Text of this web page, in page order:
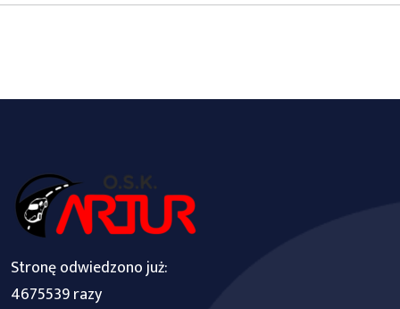
Stronę odwiedzono już:
4675539 razy